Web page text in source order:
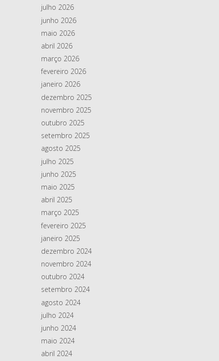
julho 2026
junho 2026
maio 2026
abril 2026
março 2026
fevereiro 2026
janeiro 2026
dezembro 2025
novembro 2025
outubro 2025
setembro 2025
agosto 2025
julho 2025
junho 2025
maio 2025
abril 2025
março 2025
fevereiro 2025
janeiro 2025
dezembro 2024
novembro 2024
outubro 2024
setembro 2024
agosto 2024
julho 2024
junho 2024
maio 2024
abril 2024